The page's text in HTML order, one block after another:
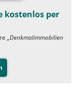
kostenlos per
„Denkmalimmobilien